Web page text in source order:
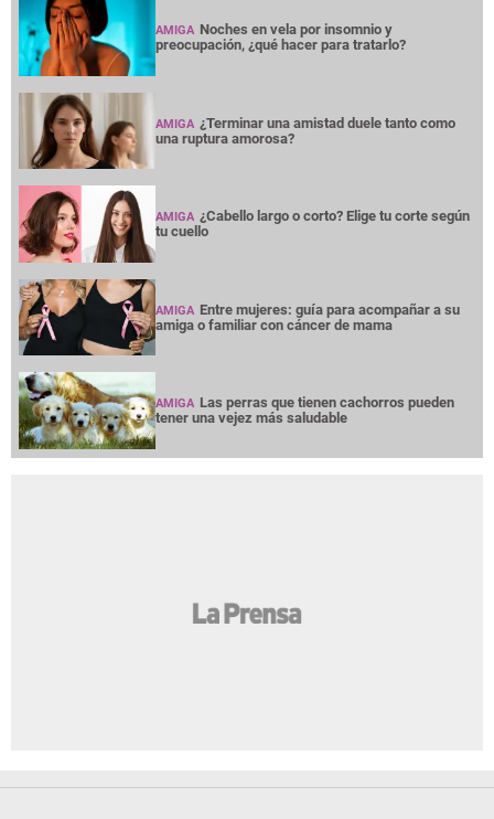
AMIGA Noches en vela por insomnio y
preocupación, ¿qué hacer para tratarlo?
AMIGA ¿Terminar una amistad duele tanto como
una ruptura amorosa?
AMIGA ¿Cabello largo o corto? Elige tu corte según
tu cuello
AMIGA Entre mujeres: guía para acompañar a su
amiga o familiar con cáncer de mama
AMIGA Las perras que tienen cachorros pueden
tener una vejez más saludable